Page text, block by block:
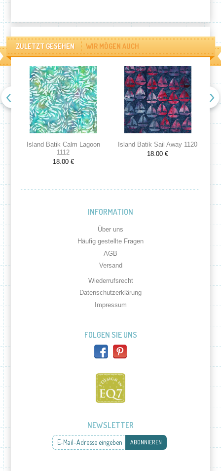
ZULETZT GESEHEN WIR MÖGEN AUCH
Island Batik Calm Lagoon
1112
18.00 €
Island Batik Sail Away 1120
18.00 €
INFORMATION
Über uns
Häufig gestellte Fragen
AGB
Versand
Wiederrufsrecht
Datenschutzerklärung
Impressum
FOLGEN SIE UNS
NEWSLETTER
E-Mail-Adresse eingeben ABONNIEREN